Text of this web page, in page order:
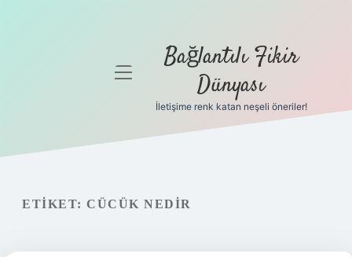
Gizlilik
Yasal Uyarı
Hakkımızda
menüyü
Bağlantılı Fikir
Dünyası
İletişime renk katan neşeli öneriler!
ETIKET: CÜCÜK NEDIR